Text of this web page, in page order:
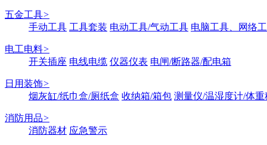
五金工具>
手动工具 工具套装 电动工具/气动工具 电脑工具、网络
电工电料>
开关插座 电线电缆 仪器仪表 电闸/断路器/配电箱
日用装饰>
烟灰缸/纸巾盒/厕纸盒 收纳箱/箱包 测量仪/温湿度计/体重
消防用品>
消防器材 应急警示